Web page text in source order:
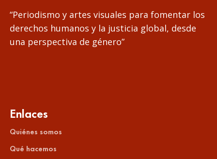
“Periodismo y artes visuales para fomentar los
derechos humanos y la justicia global, desde
una perspectiva de género”
Enlaces
Quiénes somos
Qué hacemos